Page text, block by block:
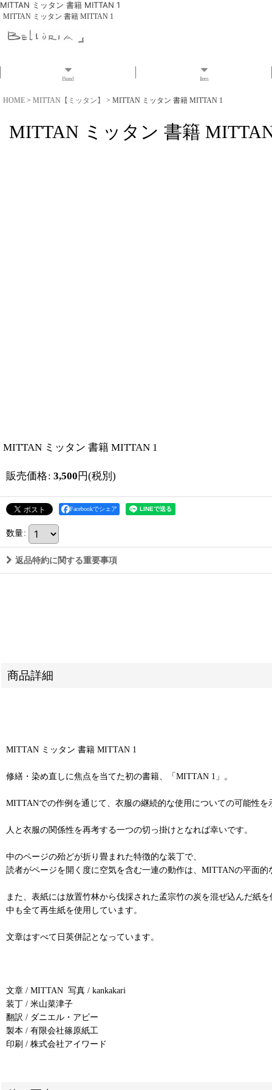
MITTAN ミッタン 書籍 MITTAN 1
MITTAN ミッタン 書籍 MITTAN 1
Brand Item
HOME > MITTAN【ミッタン】 > MITTAN ミッタン 書籍 MITTAN 1
MITTAN ミッタン 書籍
MITTAN ミッタン 書籍 MITTAN 1
販売価格: 3,500 円(税別)
Facebookでシェア
数量:
返品特約に関する重要事項
商品詳細
MITTAN ミッタン 書籍 MITTAN 1
修繕・染め直しに焦点を当てた初の書籍、「MITTAN 1」。
MITTANでの作例を通じて、衣服の継続的な使用についての可能性を
人と衣服の関係性を再考する一つの切っ掛けとなれば幸いです。
中のページの殆どが折り畳まれた特徴的な装丁で、
読者がページを開く度に空気を含む一連の動作は、MITTANの平面
また、表紙には放置竹林から伐採された孟宗竹の炭を混ぜ込んだ紙を
中も全て再生紙を使用しています。
文章はすべて日英併記となっています。
文章 / MITTAN 写真 / kankakari
装丁 / 米山菜津子
翻訳 / ダニエル・アビー
製本 / 有限会社篠原紙工
印刷 / 株式会社アイワード